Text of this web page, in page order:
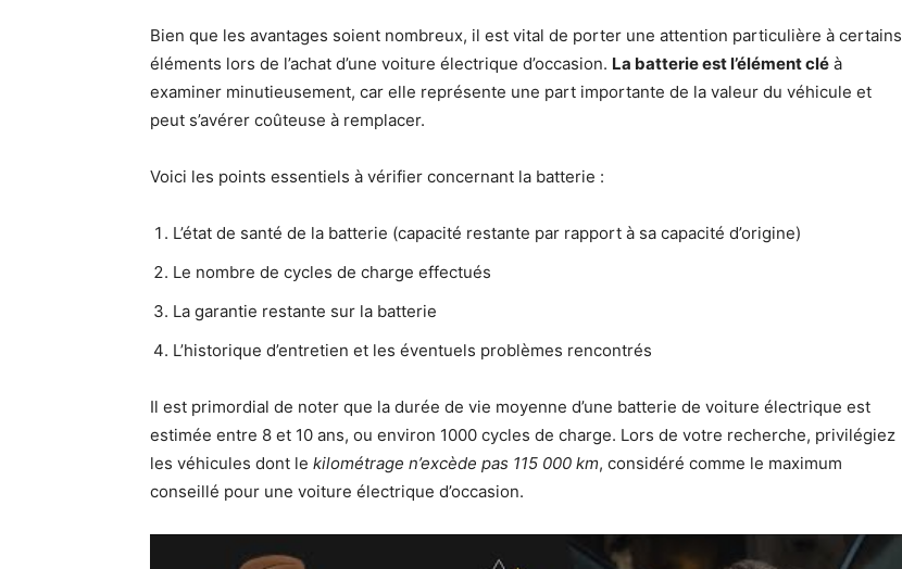
Bien que les avantages soient nombreux, il est vital de porter une attention particulière à certains
éléments lors de l’achat d’une voiture électrique d’occasion. La batterie est l’élément clé à
examiner minutieusement, car elle représente une part importante de la valeur du véhicule et
peut s’avérer coûteuse à remplacer.
Voici les points essentiels à vérifier concernant la batterie :
L’état de santé de la batterie (capacité restante par rapport à sa capacité d’origine)
Le nombre de cycles de charge effectués
La garantie restante sur la batterie
L’historique d’entretien et les éventuels problèmes rencontrés
Il est primordial de noter que la durée de vie moyenne d’une batterie de voiture électrique est
estimée entre 8 et 10 ans, ou environ 1000 cycles de charge. Lors de votre recherche, privilégiez
les véhicules dont le kilométrage n’excède pas 115 000 km, considéré comme le maximum
conseillé pour une voiture électrique d’occasion.